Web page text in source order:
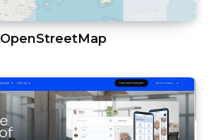
OpenStreetMap